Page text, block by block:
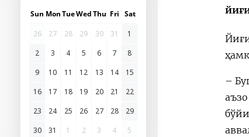
Sun MonTueWedThu Fri Sat
26
27 28 29 30 31
1
2
3 4 5 6 7
8
9
10 11 12 13 14
15
16
17 18 19 20 21
22
23
24 25 26 27 28
29
30
31 1 2 3 4 5
–